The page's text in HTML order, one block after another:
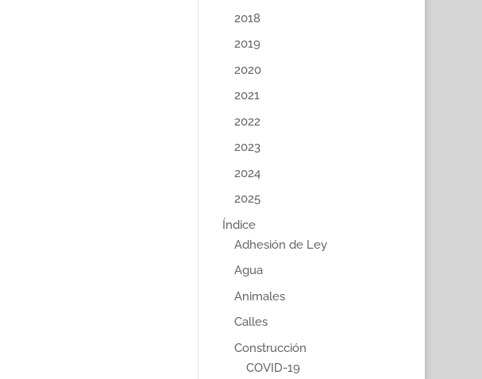
2018
2019
2020
2021
2022
2023
2024
2025
Índice
Adhesión de Ley
Agua
Animales
Calles
Construcción
COVID-19